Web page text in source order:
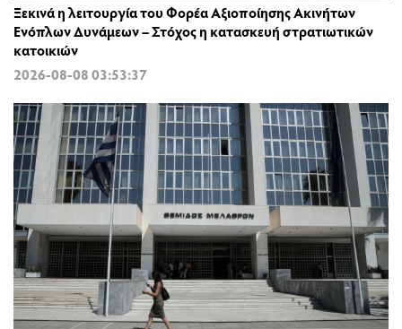
Ξεκινά η λειτουργία του Φορέα Αξιοποίησης Ακινήτων
Ενόπλων Δυνάμεων – Στόχος η κατασκευή στρατιωτικών
κατοικιών
2026-08-08 03:53:37